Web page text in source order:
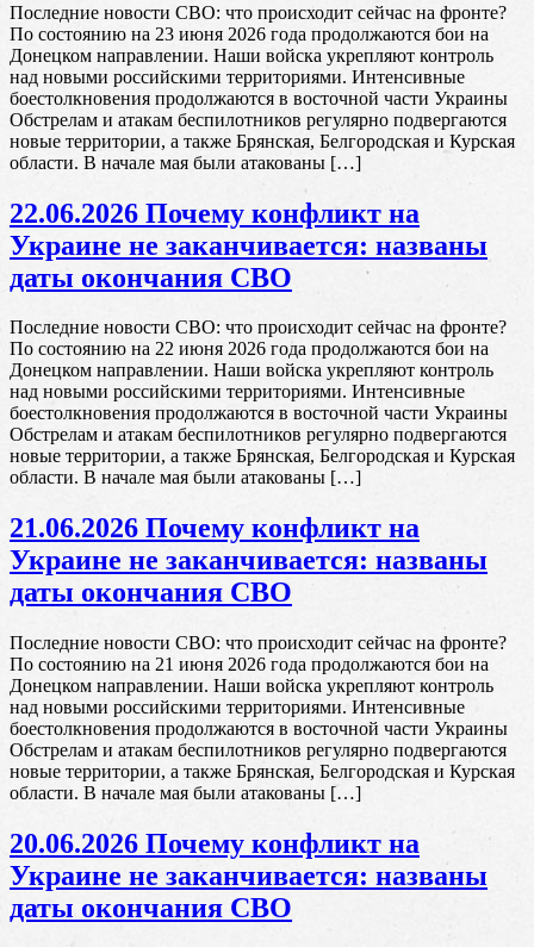
Последние новости СВО: что происходит сейчас на фронте?
По состоянию на 23 июня 2026 года продолжаются бои на
Донецком направлении. Наши войска укрепляют контроль
над новыми российскими территориями. Интенсивные
боестолкновения продолжаются в восточной части Украины
Обстрелам и атакам беспилотников регулярно подвергаются
новые территории, а также Брянская, Белгородская и Курская
области. В начале мая были атакованы […]
22.06.2026 Почему конфликт на
Украине не заканчивается: названы
даты окончания СВО
Последние новости СВО: что происходит сейчас на фронте?
По состоянию на 22 июня 2026 года продолжаются бои на
Донецком направлении. Наши войска укрепляют контроль
над новыми российскими территориями. Интенсивные
боестолкновения продолжаются в восточной части Украины
Обстрелам и атакам беспилотников регулярно подвергаются
новые территории, а также Брянская, Белгородская и Курская
области. В начале мая были атакованы […]
21.06.2026 Почему конфликт на
Украине не заканчивается: названы
даты окончания СВО
Последние новости СВО: что происходит сейчас на фронте?
По состоянию на 21 июня 2026 года продолжаются бои на
Донецком направлении. Наши войска укрепляют контроль
над новыми российскими территориями. Интенсивные
боестолкновения продолжаются в восточной части Украины
Обстрелам и атакам беспилотников регулярно подвергаются
новые территории, а также Брянская, Белгородская и Курская
области. В начале мая были атакованы […]
20.06.2026 Почему конфликт на
Украине не заканчивается: названы
даты окончания СВО